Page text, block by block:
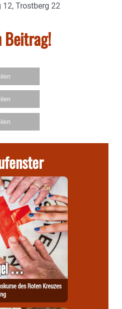
12, Trostberg 22
Beitrag!